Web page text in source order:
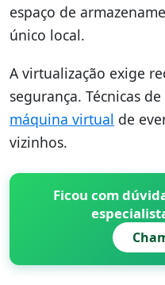
espaço de
único local.
A virtualização exige
segurança. Técnicas
máquina virtual de
vizinhos.
Ficou com